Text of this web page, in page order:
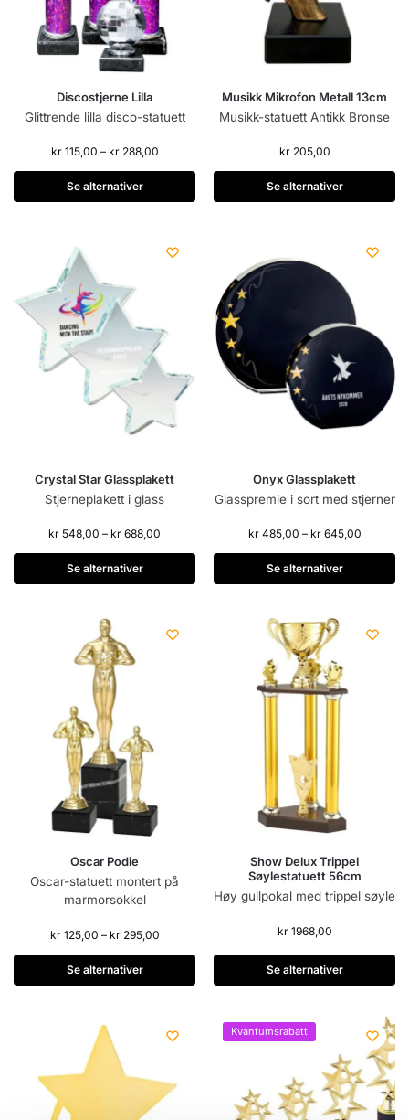
Discostjerne Lilla
Glittrende lilla disco-statuett
kr115,00 – kr288,00
Se alternativer
Musikk Mikrofon Metall 13cm
Musikk-statuett Antikk Bronse
kr205,00
Se alternativer
Crystal Star Glassplakett
Stjerneplakett i glass
kr 548,00 – kr 688,00
Se alternativer
Onyx Glassplakett
Glasspremie i sort med stjerner
kr485,00 – kr645,00
Se alternativer
Oscar Podie
Oscar-statuett montert på
marmorsokkel
kr125,00 – kr295,00
Se alternativer
Show Delux Trippel
Søylestatuett 56cm
Høy gullpokal med trippel søyle
kr1968,00
Se alternativer
Kvantumsrabatt